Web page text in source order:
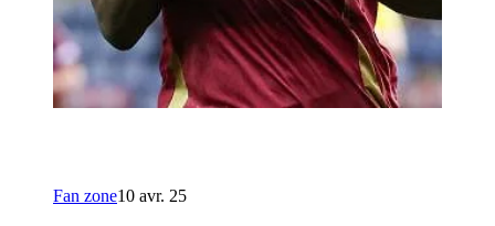
Fan zone10 avr. 25